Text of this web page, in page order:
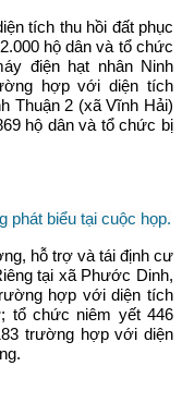
tích thu hồi đất phục
hộ dân và tổ chức
điện hạt nhân Ninh
hợp với diện tích
Thuận 2 (xã Vĩnh Hải)
hộ dân và tổ chức bị
phát biểu tại cuộc họp.
hỗ trợ và tái định cư
tại xã Phước Dinh,
hợp với diện tích
tổ chức niêm yết 446
trường hợp với diện